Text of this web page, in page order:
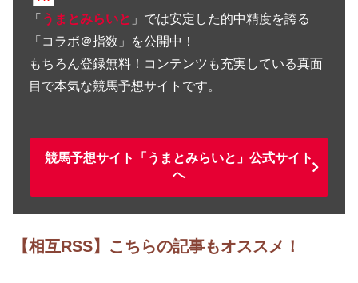
「 うまとみらいと 」では安定した的中精度を誇る
「コラボ＠指数」を公開中！
もちろん登録無料！コンテンツも充実している真面
目で本気な競馬予想サイトです。
競馬予想サイト「うまとみらいと」公式サイト
へ
【相互RSS】こちらの記事もオススメ！